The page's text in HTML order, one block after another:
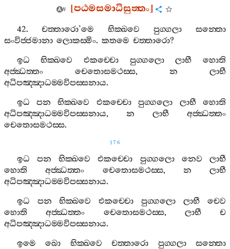
[පඨමසමාධිසුත‍්තං]
42.චත‍්තාරො’මෙ භික‍්ඛවෙ පුග‍්ගලා
සන‍්තො
සංවිජ‍්ජමානා ලොකස‍්මිං. කතමෙ චත‍්තාරො?
ඉධ
භික‍්ඛවෙ එකච‍්චො පුග‍්ගලො ලාභී
හොති
අජ‍්ඣත‍්තං
චෙතොසමථස‍්ස, න
ලාභී
අධිපඤ‍්ඤාධම‍්මවිපස‍්සනාය.
ඉධ
පන භික‍්ඛවෙ එකච‍්චො පුග‍්ගලො ලාභී
හොති
අධිපඤ‍්ඤාධම‍්මවිපස‍්සනාය, න ලාභී
අජ‍්ඣත‍්තං
චෙතොසමථස‍්ස.
176
ඉධ පන භික‍්ඛවෙ එකච‍්චො පුග‍්ගලො නෙව
ලාභී
හොති
අජ‍්ඣත‍්තං චෙතොසමථස‍්ස, න
ලාභී
අධිපඤ‍්ඤාධම‍්මවිපස‍්සනාය.
ඉධ
පන භික‍්ඛවෙ එකච‍්චො පුග‍්ගලො ලාභී
චෙව
හොති
අජ‍්ඣත‍්තං චෙතොසමථස‍්ස, ලාභී
ච
අධිපඤ‍්ඤාධම‍්මවිපස‍්සනාය.
ඉමෙ
ඛො භික‍්ඛවෙ චත‍්තාරො පුග‍්ගලා
සන‍්තො